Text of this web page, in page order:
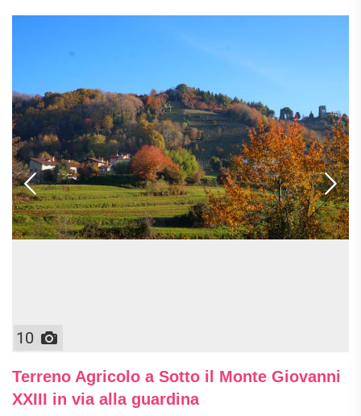
10
Terreno Agricolo a Sotto il Monte Giovanni
XXIII in via alla guardina